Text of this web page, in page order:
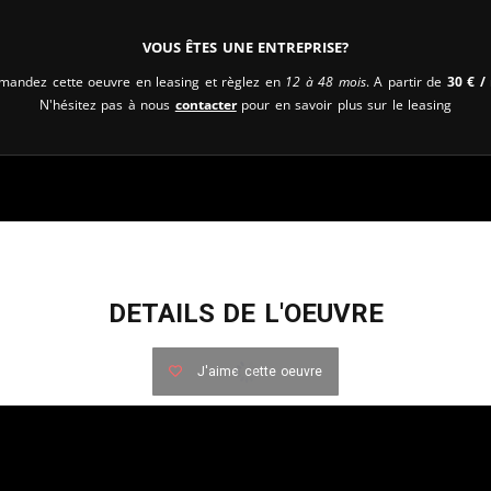
Vous êtes une entreprise?
cette oeuvre en leasing et règlez en 12 à 48 mois. A partir de 30 € /
N'hésitez pas à nous contacterpour en savoir plus sur le leasing
DETAILS DE L'OEUVRE
J'aime cette oeuvre